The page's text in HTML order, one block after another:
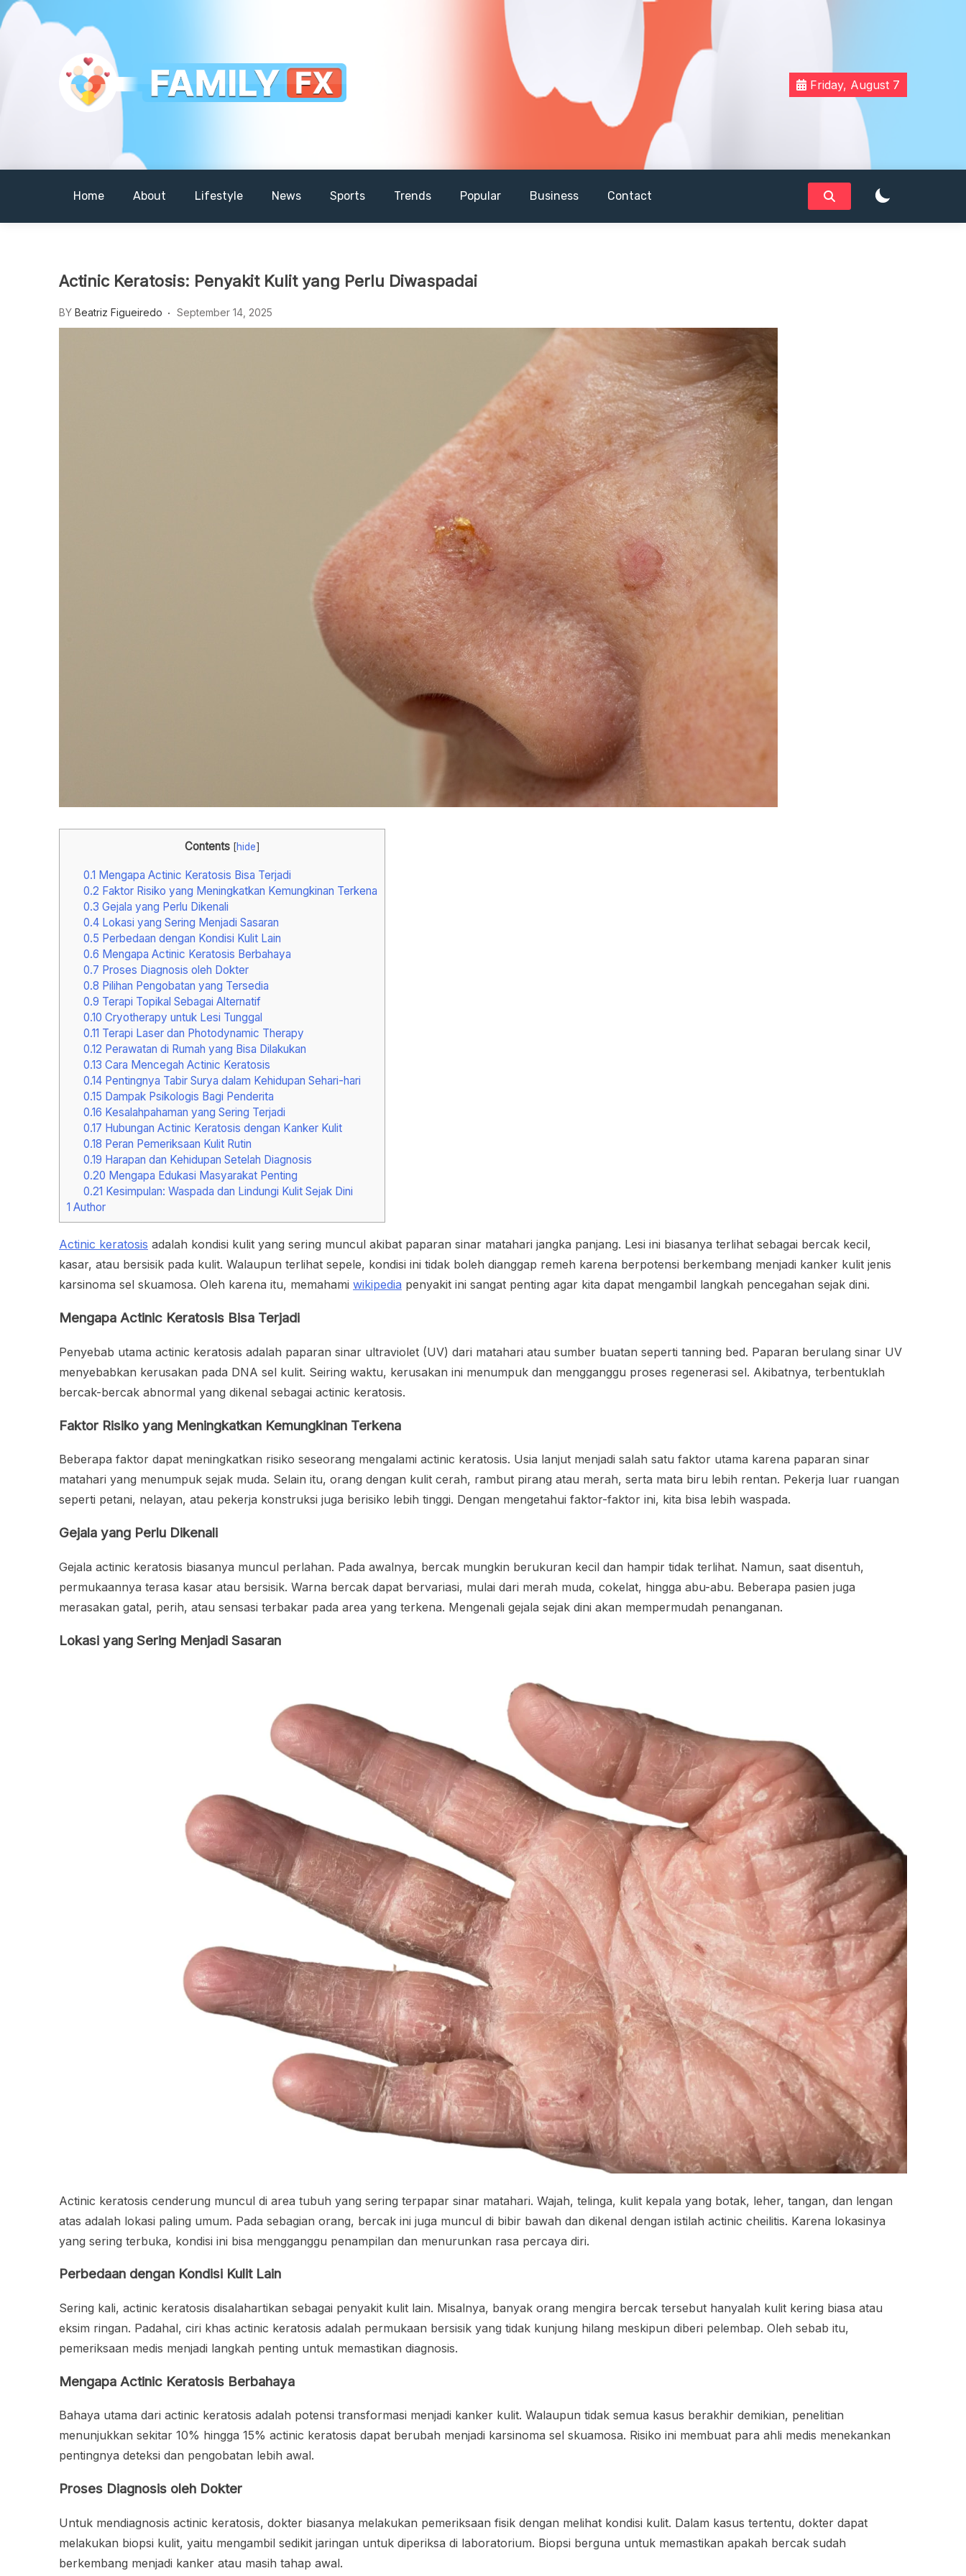
Skip
to
Familyfx
Your Daily Dose of Family Wisdom
Friday, August 7
Home About Lifestyle News Sports Trends Popular Business Contact
Actinic Keratosis: Penyakit Kulit yang Perlu Diwaspadai
BY Beatriz Figueiredo September 14, 2025
Contents [hide]
0.1 Mengapa Actinic Keratosis Bisa Terjadi
0.2 Faktor Risiko yang Meningkatkan Kemungkinan Terkena
0.3 Gejala yang Perlu Dikenali
0.4Lokasi yang Sering Menjadi Sasaran
0.5 Perbedaan dengan Kondisi Kulit Lain
0.6 Mengapa Actinic Keratosis Berbahaya
0.7 Proses Diagnosis oleh Dokter
0.8 Pilihan Pengobatan yang Tersedia
0.9 Terapi Topikal Sebagai Alternatif
0.10 Cryotherapy untuk Lesi Tunggal
0.11 Terapi Laser dan Photodynamic Therapy
0.12 Perawatan di Rumah yang Bisa Dilakukan
0.13 Cara Mencegah Actinic Keratosis
0.14Pentingnya Tabir Surya dalam Kehidupan Sehari-hari
0.15 Dampak Psikologis Bagi Penderita
0.16 Kesalahpahaman yang Sering Terjadi
0.17 Hubungan Actinic Keratosis dengan Kanker Kulit
0.18 Peran Pemeriksaan Kulit Rutin
0.19 Harapan dan Kehidupan Setelah Diagnosis
0.20 Mengapa Edukasi Masyarakat Penting
0.21 Kesimpulan: Waspada dan Lindungi Kulit Sejak Dini
1 Author
Actinic keratosis adalah kondisi kulit yang sering muncul akibat paparan sinar matahari jangka panjang. Lesi ini biasanya terlihat sebagai bercak kecil,
kasar, atau bersisik pada kulit. Walaupun terlihat sepele, kondisi ini tidak boleh dianggap remeh karena berpotensi berkembang menjadi kanker kulit jenis
karsinoma sel skuamosa. Oleh karena itu, memahami wikipedia penyakit ini sangat penting agar kita dapat mengambil langkah pencegahan sejak dini.
Mengapa Actinic Keratosis Bisa Terjadi
Penyebab utama actinic keratosis adalah paparan sinar ultraviolet (UV) dari matahari atau sumber buatan seperti tanning bed. Paparan berulang sinar UV
menyebabkan kerusakan pada DNA sel kulit. Seiring waktu, kerusakan ini menumpuk dan mengganggu proses regenerasi sel. Akibatnya, terbentuklah
bercak-bercak abnormal yang dikenal sebagai actinic keratosis.
Faktor Risiko yang Meningkatkan Kemungkinan Terkena
Beberapa faktor dapat meningkatkan risiko seseorang mengalami actinic keratosis. Usia lanjut menjadi salah satu faktor utama karena paparan sinar
matahari yang menumpuk sejak muda. Selain itu, orang dengan kulit cerah, rambut pirang atau merah, serta mata biru lebih rentan. Pekerja luar ruangan
seperti petani, nelayan, atau pekerja konstruksi juga berisiko lebih tinggi. Dengan mengetahui faktor-faktor ini, kita bisa lebih waspada.
Gejala yang Perlu Dikenali
Gejala actinic keratosis biasanya muncul perlahan. Pada awalnya, bercak mungkin berukuran kecil dan hampir tidak terlihat. Namun, saat disentuh,
permukaannya terasa kasar atau bersisik. Warna bercak dapat bervariasi, mulai dari merah muda, cokelat, hingga abu-abu. Beberapa pasien juga
merasakan gatal, perih, atau sensasi terbakar pada area yang terkena. Mengenali gejala sejak dini akan mempermudah penanganan.
Lokasi yang Sering Menjadi Sasaran
Actinic keratosis cenderung muncul di area tubuh yang sering terpapar sinar matahari. Wajah, telinga, kulit kepala yang botak, leher, tangan, dan lengan
atas adalah lokasi paling umum. Pada sebagian orang, bercak ini juga muncul di bibir bawah dan dikenal dengan istilah actinic cheilitis. Karena lokasinya
yang sering terbuka, kondisi ini bisa mengganggu penampilan dan menurunkan rasa percaya diri.
Perbedaan dengan Kondisi Kulit Lain
Sering kali, actinic keratosis disalahartikan sebagai penyakit kulit lain. Misalnya, banyak orang mengira bercak tersebut hanyalah kulit kering biasa atau
eksim ringan. Padahal, ciri khas actinic keratosis adalah permukaan bersisik yang tidak kunjung hilang meskipun diberi pelembap. Oleh sebab itu,
pemeriksaan medis menjadi langkah penting untuk memastikan diagnosis.
Mengapa Actinic Keratosis Berbahaya
Bahaya utama dari actinic keratosis adalah potensi transformasi menjadi kanker kulit. Walaupun tidak semua kasus berakhir demikian, penelitian
menunjukkan sekitar 10% hingga 15% actinic keratosis dapat berubah menjadi karsinoma sel skuamosa. Risiko ini membuat para ahli medis menekankan
pentingnya deteksi dan pengobatan lebih awal.
Proses Diagnosis oleh Dokter
Untuk mendiagnosis actinic keratosis, dokter biasanya melakukan pemeriksaan fisik dengan melihat kondisi kulit. Dalam kasus tertentu, dokter dapat
melakukan biopsi kulit, yaitu mengambil sedikit jaringan untuk diperiksa di laboratorium. Biopsi berguna untuk memastikan apakah bercak sudah
berkembang menjadi kanker atau masih tahap awal.